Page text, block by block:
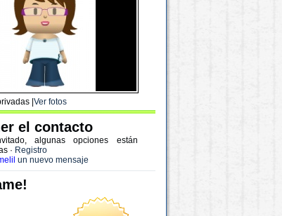
| Ver fotos
el contacto
algunas opciones están
· Registro
un nuevo mensaje